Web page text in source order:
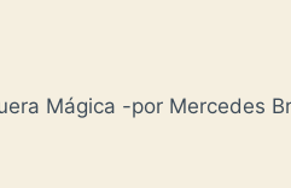
Mágica -por Mercedes